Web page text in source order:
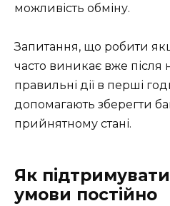
можливість обміну.
Запитання, що робити
часто виникає вже після
правильні дії в перші
допомагають зберегти
прийнятному стані.
Як
умови постійно